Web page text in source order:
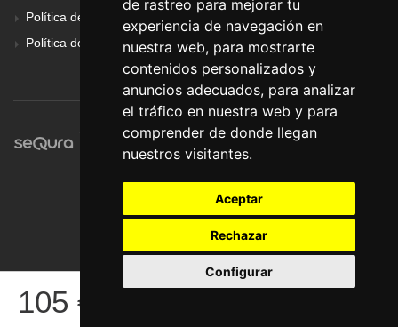
de rastreo para mejorar tu
experiencia de navegación en
nuestra web, para mostrarte
contenidos personalizados y
anuncios adecuados, para analizar
el tráfico en nuestra web y para
comprender de donde llegan
nuestros visitantes.
Aceptar
Rechazar
Configurar
105 €
Política de Cookies
Política de Privacidad
© Pronorte Sonido SL. Todos los derechos reservados.